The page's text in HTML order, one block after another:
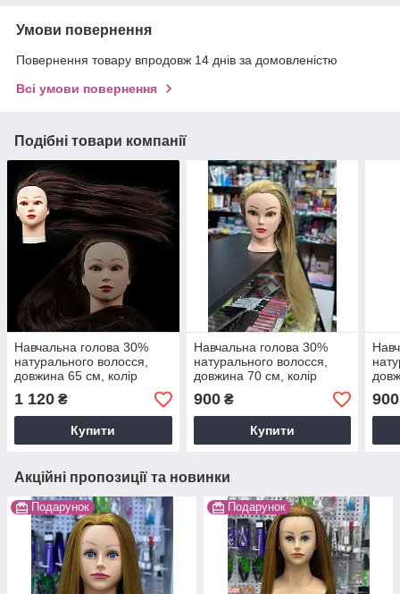
Умови повернення
Повернення товару впродовж 14 днів за домовленістю
Всі умови повернення
Подібні товари компанії
Навчальна голова 30%
натурального волосся,
довжина 65 см, колір
темно-коричневий (brown)
1 120 ₴
Купити
Навчальна голова 30%
натурального волосся,
довжина 70 см, колір
блонд
900₴
Купити
900
Акційні пропозиції та новинки
Подарунок Подарунок